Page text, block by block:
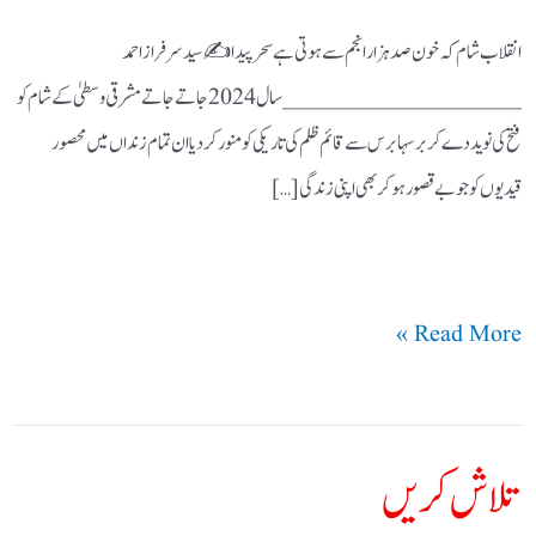
تلاش کریں
انقلاب شام کہ خون صد ہزار انجم سے ہوتی ہے سحر پیدا ✍ سید سرفراز احمد
____________________ سال 2024 جاتے جاتے مشرقی وسطیٰ کے شام کو
فتح کی نوید دے کر برسہا برس سے قائم ظلم کی تاریکی کو منور کردیا ان تمام زنداں میں محصور
قیدیوں کو جو بے قصور ہوکر بھی اپنی زندگی […]
Read More »